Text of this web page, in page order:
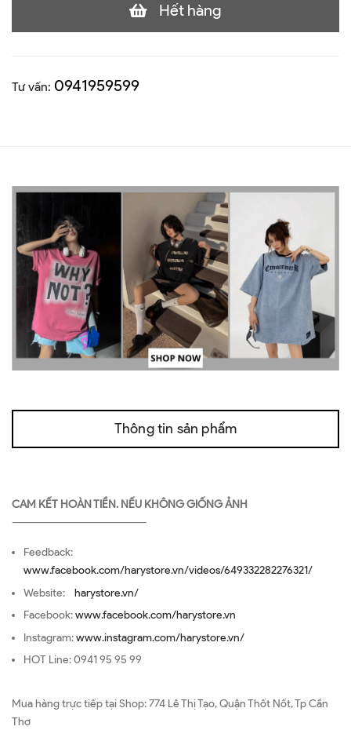
Hết hàng
Tư vấn: 0941959599
Thông tin sản phẩm
CAM KẾT HOÀN TIỀN. NẾU KHÔNG GIỐNG ẢNH
—————————————————
Feedback:
www.facebook.com/harystore.vn/videos/649332282276321/
Website: harystore.vn/
Facebook:www.facebook.com/harystore.vn
Instagram:www.instagram.com/harystore.vn/
HOT Line: 0941 95 95 99
Mua hàng trực tiếp tại Shop: 774 Lê Thị Tạo, Quận Thốt Nốt, Tp Cần
Thơ